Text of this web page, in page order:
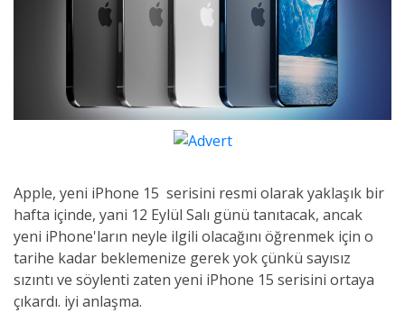
Apple, yeni iPhone 15 serisini resmi olarak yaklaşık bir
hafta içinde, yani 12 Eylül Salı günü tanıtacak, ancak
yeni iPhone'ların neyle ilgili olacağını öğrenmek için o
tarihe kadar beklemenize gerek yok çünkü sayısız
sızıntı ve söylenti zaten yeni iPhone 15 serisini ortaya
çıkardı. iyi anlaşma.